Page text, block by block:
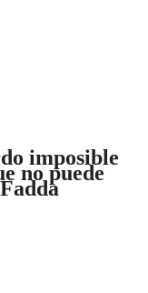
imposible
no puede